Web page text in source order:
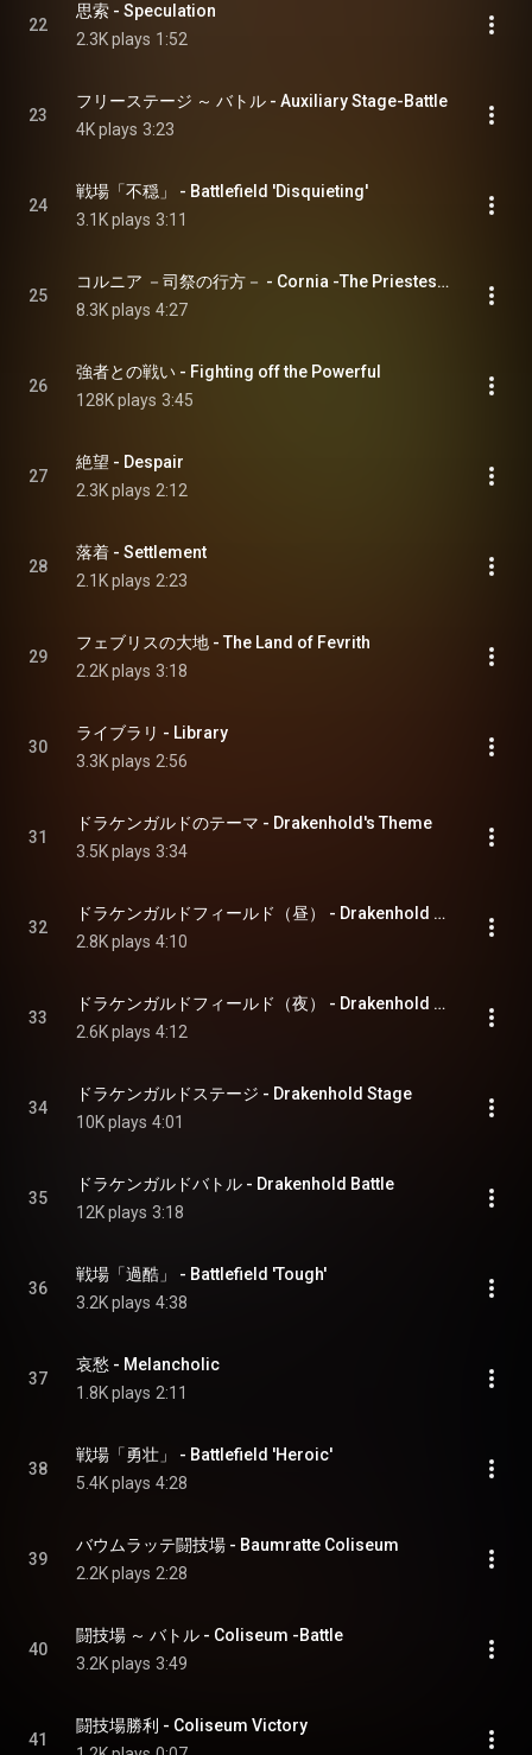
22
思索 - Speculation
2.3K plays 1:52
23
フリーステージ ～ バトル - Auxiliary Stage-Battle
4K plays 3:23
24
戦場「不穏」 - Battlefield 'Disquieting'
3.1K plays 3:11
25
コルニア －司祭の行方－ - Cornia -The Priestess, Abducted-
8.3K plays 4:27
26
強者との戦い - Fighting off the Powerful
128K plays 3:45
27
絶望 - Despair
2.3K plays 2:12
28
落着 - Settlement
2.1K plays 2:23
29
フェブリスの大地 - The Land of Fevrith
2.2K plays 3:18
30
ライブラリ - Library
3.3K plays 2:56
31
ドラケンガルドのテーマ - Drakenhold's Theme
3.5K plays 3:34
32
ドラケンガルドフィールド（昼） - Drakenhold Overworld (Day)
2.8K plays 4:10
33
ドラケンガルドフィールド（夜） - Drakenhold Overworld (Night)
2.6K plays 4:12
34
ドラケンガルドステージ - Drakenhold Stage
10K plays 4:01
35
ドラケンガルドバトル - Drakenhold Battle
12K plays 3:18
36
戦場「過酷」 - Battlefield 'Tough'
3.2K plays 4:38
37
哀愁 - Melancholic
1.8K plays 2:11
38
戦場「勇壮」 - Battlefield 'Heroic'
5.4K plays 4:28
39
バウムラッテ闘技場 - Baumratte Coliseum
2.2K plays 2:28
40
闘技場 ～ バトル - Coliseum -Battle
3.2K plays 3:49
41
闘技場勝利 - Coliseum Victory